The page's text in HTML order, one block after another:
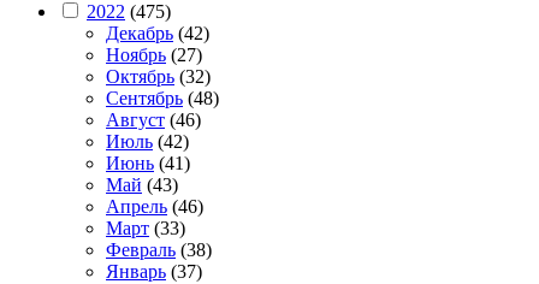
2022 (475)
Декабрь (42)
Ноябрь (27)
Октябрь (32)
Сентябрь (48)
Август (46)
Июль (42)
Июнь (41)
Май (43)
Апрель (46)
Март (33)
Февраль (38)
Январь (37)